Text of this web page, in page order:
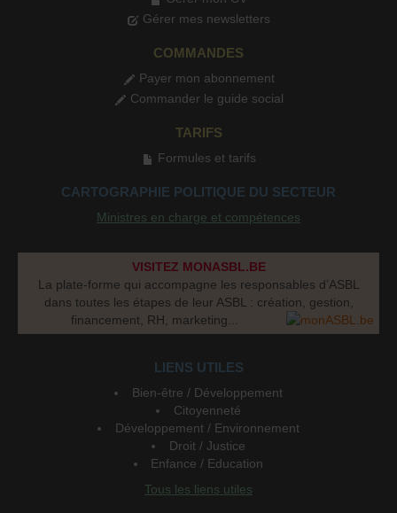
Gérer mes newsletters
COMMANDES
Payer mon abonnement
Commander le guide social
TARIFS
Formules et tarifs
CARTOGRAPHIE POLITIQUE DU SECTEUR
Ministres en charge et compétences
VISITEZ MONASBL.BE
La plate-forme qui accompagne les responsables d’ASBL
dans toutes les étapes de leur ASBL : création, gestion,
financement, RH, marketing...
LIENS UTILES
Bien-être / Développement
Citoyenneté
Développement / Environnement
Droit / Justice
Enfance / Education
Tous les liens utiles